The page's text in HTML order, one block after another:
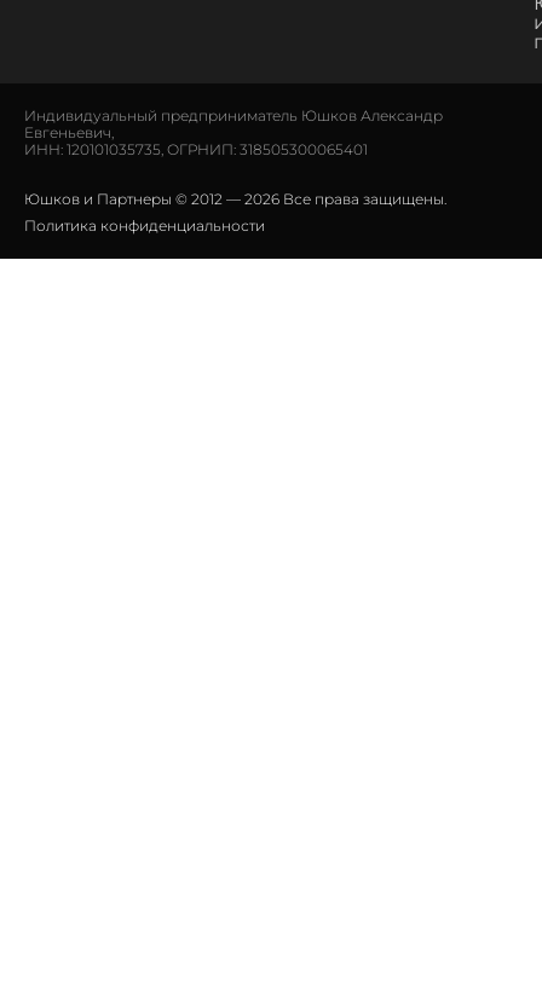
Индивидуальный предприниматель Юшков Александр
Евгеньевич,
ИНН: 120101035735, ОГРНИП: 318505300065401
Юшков и Партнеры © 2012 — 2026 Все права защищены.
Политика конфиденциальности